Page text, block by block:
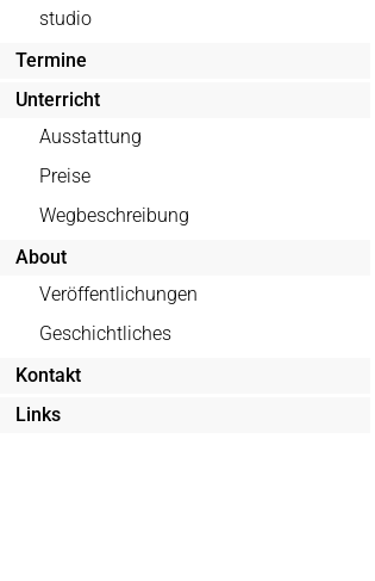
studio
Termine
Unterricht
Ausstattung
Preise
Wegbeschreibung
About
Veröffentlichungen
Geschichtliches
Kontakt
Links